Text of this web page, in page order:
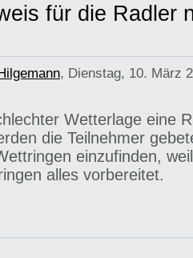
für die Radler
, Dienstag, 10. März
Wetterlage eine
die Teilnehmer
einzufinden,
alles vorbereitet.